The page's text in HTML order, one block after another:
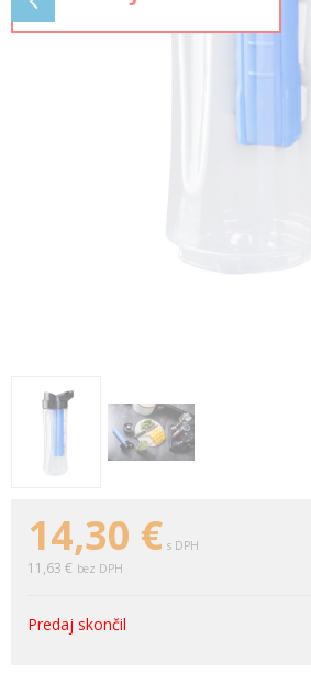
14,30 € s DPH
11,63 € bez DPH
Predaj skončil